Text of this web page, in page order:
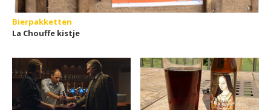
Bierpakketten
La Chouffe kistje